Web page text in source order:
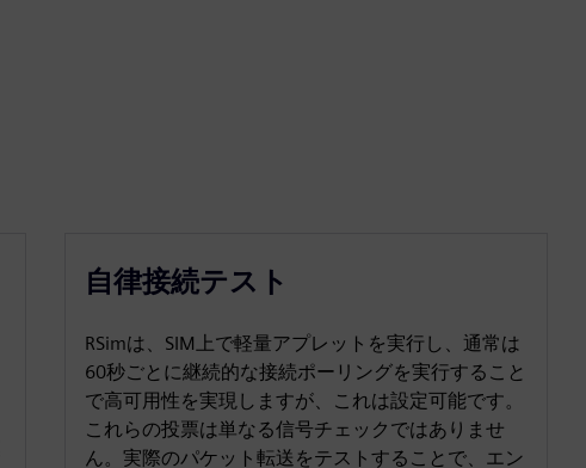
自律接続テスト
RSimは、SIM上で軽量アプレットを実行し、通常は
60秒ごとに継続的な接続ポーリングを実行すること
で高可用性を実現しますが、これは設定可能です。
これらの投票は単なる信号チェックではありませ
ん。実際のパケット転送をテストすることで、エン